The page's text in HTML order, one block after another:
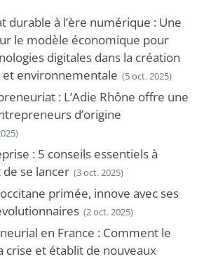
durable à l’ère numérique : Une
le modèle économique pour
digitales dans la création
et environnementale (5 oct. 2025)
: L’Adie Rhône offre une
d’origine
: 5 conseils essentiels à
se lancer (3 oct. 2025)
primée, innove avec ses
(2 oct. 2025)
en France : Comment le
crise et établit de nouveaux